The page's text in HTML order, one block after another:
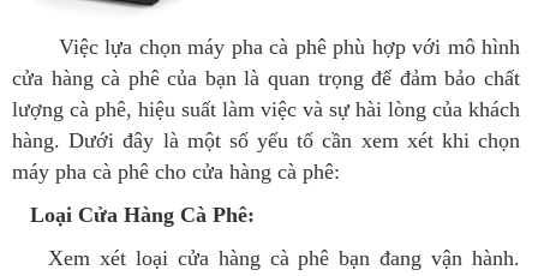
Việc lựa chọn máy pha cà phê phù hợp với mô hình
cửa hàng cà phê của bạn là quan trọng để đảm bảo chất
lượng cà phê, hiệu suất làm việc và sự hài lòng của khách
hàng. Dưới đây là một số yếu tố cần xem xét khi chọn
máy pha cà phê cho cửa hàng cà phê:
Loại Cửa Hàng Cà Phê:
Xem xét loại cửa hàng cà phê bạn đang vận hành.